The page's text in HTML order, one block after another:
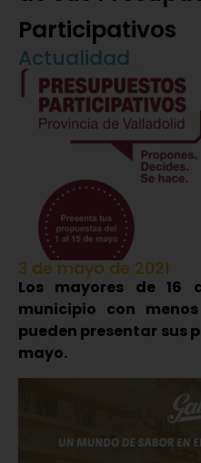
Participativos
Actualidad
3 de mayo de 2021
Los mayores de 16
municipio con
pueden presentar sus
mayo.